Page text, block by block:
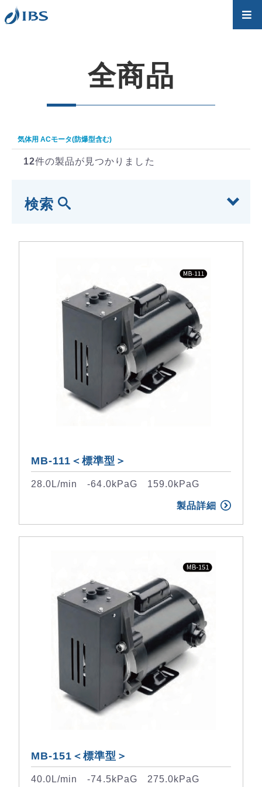
全商品
気体用 ACモータ(防爆型含む)
12件の製品が見つかりました
検索
MB-111＜標準型＞
28.0L/min -64.0kPaG 159.0kPaG
製品詳細
MB-151＜標準型＞
40.0L/min -74.5kPaG 275.0kPaG